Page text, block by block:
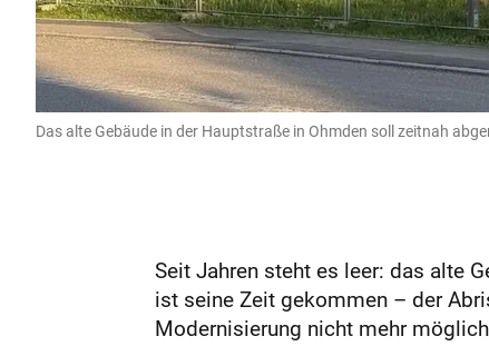
Das alte Gebäude in der Hauptstraße in Ohmden soll zeitnah
Seit Jahren steht es leer: das alte
ist seine Zeit gekommen – der
Modernisierung nicht mehr